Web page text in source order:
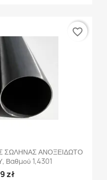
ΣΩΛΗΝΑΣ ΑΝΟΞΕΙΔΩΤΟ
1,4301
zł
favorite_border